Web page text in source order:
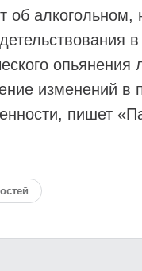
об алкогольном,
изменений в
пишет